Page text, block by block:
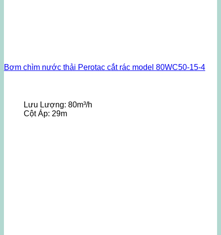
Bơm chìm nước thải Perotac cắt rác model 80WC50-15-4
Lưu Lượng: 80m³/h
Cột Áp: 29m